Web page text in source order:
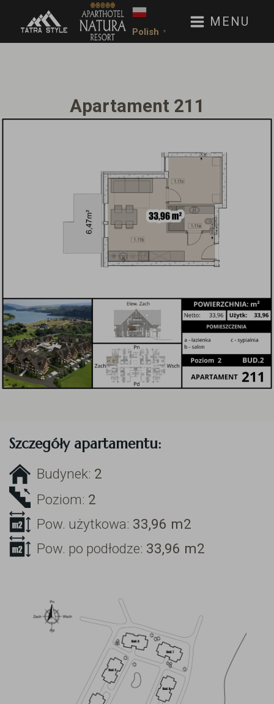
Polish ▼
MENU
Apartament 211
Szczegóły apartamentu:
Budynek: 2
Poziom: 2
Pow. użytkowa: 33,96 m2
Pow. po podłodze: 33,96 m2